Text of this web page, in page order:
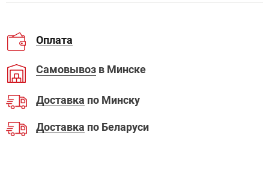
Оплата
Самовывоз в Минске
Доставка по Минску
Доставка по Беларуси